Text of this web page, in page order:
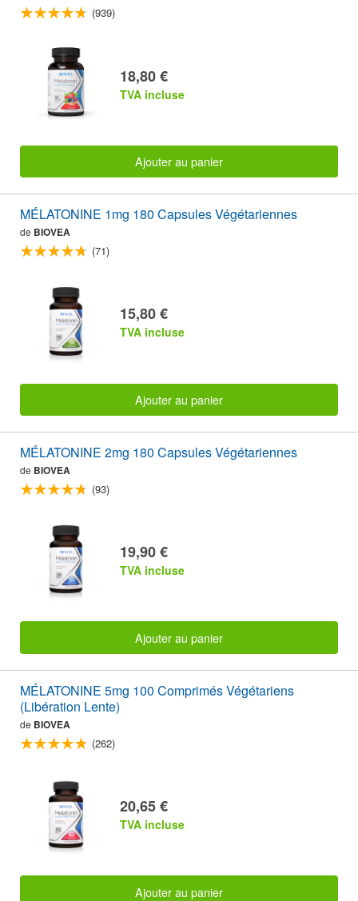
(939)
18,80 €
TVA incluse
Ajouter au panier
MÉLATONINE 1mg 180 Capsules Végétariennes
de BIOVEA
(71)
15,80 €
TVA incluse
Ajouter au panier
MÉLATONINE 2mg 180 Capsules Végétariennes
de BIOVEA
(93)
19,90 €
TVA incluse
Ajouter au panier
MÉLATONINE 5mg 100 Comprimés Végétariens
(Libération Lente)
de BIOVEA
(262)
20,65 €
TVA incluse
Ajouter au panier